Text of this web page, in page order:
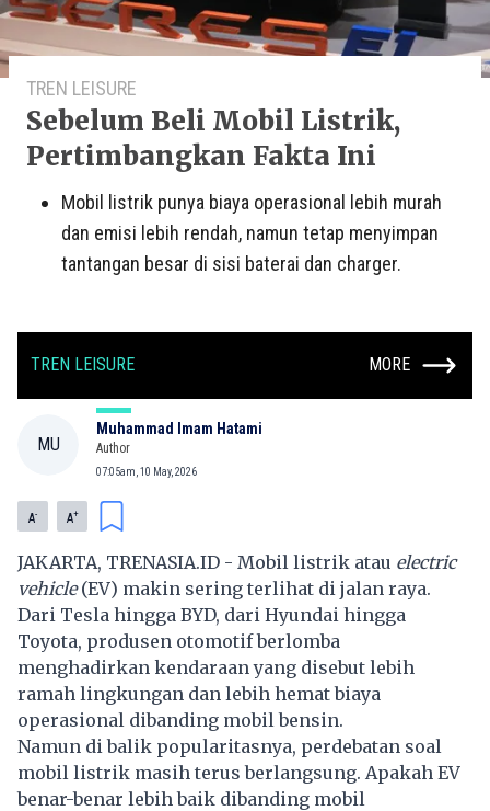
TREN LEISURE
Sebelum Beli Mobil Listrik,
Pertimbangkan Fakta Ini
Mobil listrik punya biaya operasional lebih murah
dan emisi lebih rendah, namun tetap menyimpan
tantangan besar di sisi baterai dan charger.
TREN LEISURE MORE
MU
Muhammad Imam Hatami
Author
07:05am, 10 May, 2026
A- A+
JAKARTA, TRENASIA.ID - Mobil listrik atau electric
vehicle(EV) makin sering terlihat di jalan raya.
Dari Tesla hingga BYD, dari Hyundai hingga
Toyota, produsen otomotif berlomba
menghadirkan kendaraan yang disebut lebih
ramah lingkungan dan lebih hemat biaya
operasional dibanding mobil bensin.
Namun di balik popularitasnya, perdebatan soal
mobil listrik masih terus berlangsung. Apakah EV
benar-benar lebih baik dibanding mobil